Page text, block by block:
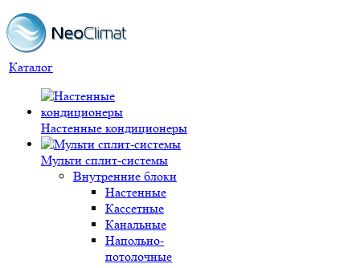
Каталог
Настенные кондиционеры
Мульти сплит-системы
Внутренние блоки
Настенные
Кассетные
Канальные
Напольно-
потолочные